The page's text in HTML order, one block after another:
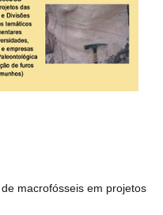
macrofósseis em projetos